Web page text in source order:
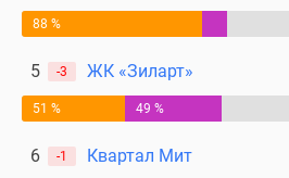
88 %
5 -3 ЖК «Зиларт»
51 % 49 %
6 -1 Квартал Мит